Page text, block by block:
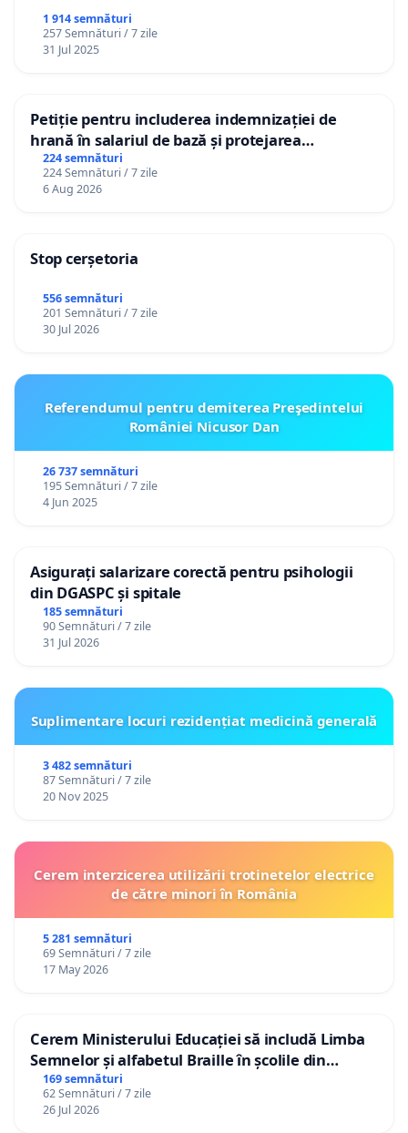
1 914 semnături
257 Semnături / 7 zile
31 Jul 2025
Petiție pentru includerea indemnizației de
hrană în salariul de bază și protejarea
gradațiilor de vechime pentru asistenții
personali
224 semnături
224 Semnături / 7 zile
6 Aug 2026
Stop cerșetoria
556 semnături
201 Semnături / 7 zile
30 Jul 2026
Referendumul pentru demiterea Preşedintelui
României Nicusor Dan
26 737 semnături
195 Semnături / 7 zile
4 Jun 2025
Asigurați salarizare corectă pentru psihologii
din DGASPC și spitale
185 semnături
90 Semnături / 7 zile
31 Jul 2026
Suplimentare locuri rezidențiat medicină generală
3 482 semnături
87 Semnături / 7 zile
20 Nov 2025
Cerem interzicerea utilizării trotinetelor electrice
de către minori în România
5 281 semnături
69 Semnături / 7 zile
17 May 2026
Cerem Ministerului Educației să includă Limba
Semnelor și alfabetul Braille în școlile din
Republica Moldova!
169 semnături
62 Semnături / 7 zile
26 Jul 2026